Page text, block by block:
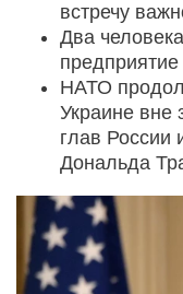
встречу
Два
предприятие
НАТО
Украине вне
глав
Дональда